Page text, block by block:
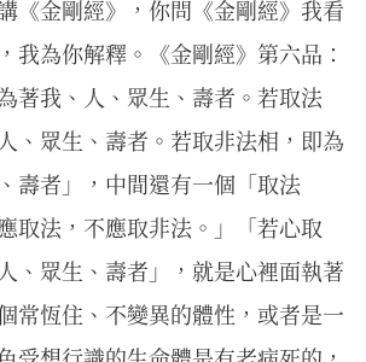
《金剛經》，你問《金剛經》我看
我為你解釋。《金剛經》第六品：
著我、人、眾生、壽者。若取法
、眾生、壽者。若取非法相，即為
壽者」，中間還有一個「取法
取法，不應取非法。」「若心取
、眾生、壽者」，就是心裡面執著
常恆住、不變異的體性，或者是一